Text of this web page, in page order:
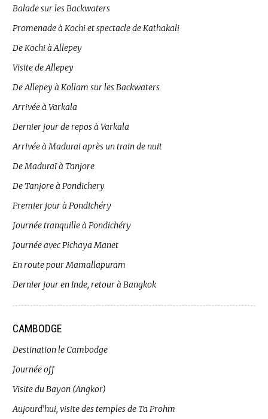
Balade sur les Backwaters
Promenade à Kochi et spectacle de Kathakali
De Kochi à Allepey
Visite de Allepey
De Allepey à Kollam sur les Backwaters
Arrivée à Varkala
Dernier jour de repos à Varkala
Arrivée à Madurai après un train de nuit
De Maduraï à Tanjore
De Tanjore à Pondichery
Premier jour à Pondichéry
Journée tranquille à Pondichéry
Journée avec Pichaya Manet
En route pour Mamallapuram
Dernier jour en Inde, retour à Bangkok
CAMBODGE
Destination le Cambodge
Journée off
Visite du Bayon (Angkor)
Aujourd’hui, visite des temples de Ta Prohm